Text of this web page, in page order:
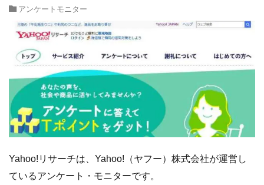
アンケートモニター
Yahoo!リサーチは、Yahoo!（ヤフー）株式会社が運営し
ているアンケート・モニターです。